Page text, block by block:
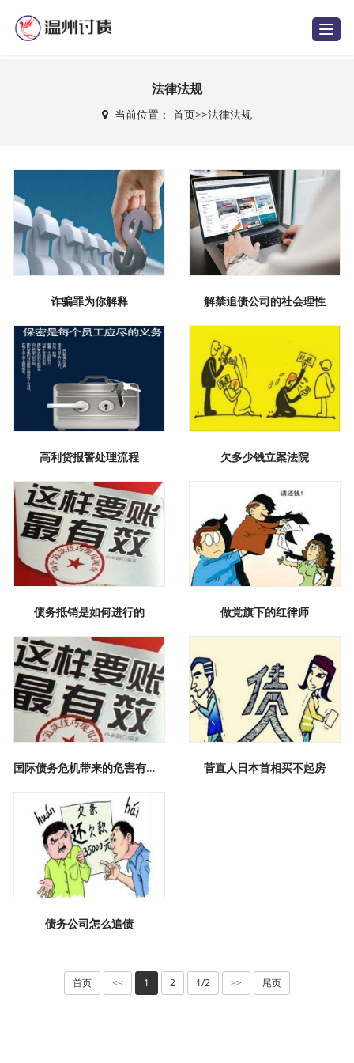
T
o
i
o
n
法律法规
当前位置： 首页>>法律法规
诈骗罪为你解释 解禁追债公司的社会理性
高利贷报警处理流程 欠多少钱立案法院
债务抵销是如何进行的 做党旗下的红律师
国际债务危机带来的危害有哪些？ 菅直人日本首相买不起房
债务公司怎么追债
首页 << 1 2 1/2 >> 尾页